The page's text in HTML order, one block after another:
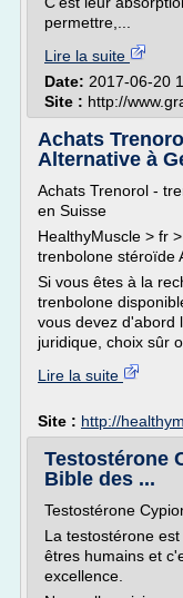
permettre,...
Lire la suite
Date: 2017-06-20
Site : http://
Achats
Alternative à
Achats Trenorol -
en Suisse
HealthyMuscle > fr
trenbolone stéroïde
Si vous êtes à la
trenbolone
vous devez d'abord
juridique, choix sûr
Lire la suite
Site : http://
Testostérone
Bible des ...
Testostérone
La testostérone
êtres humains et
excellence.